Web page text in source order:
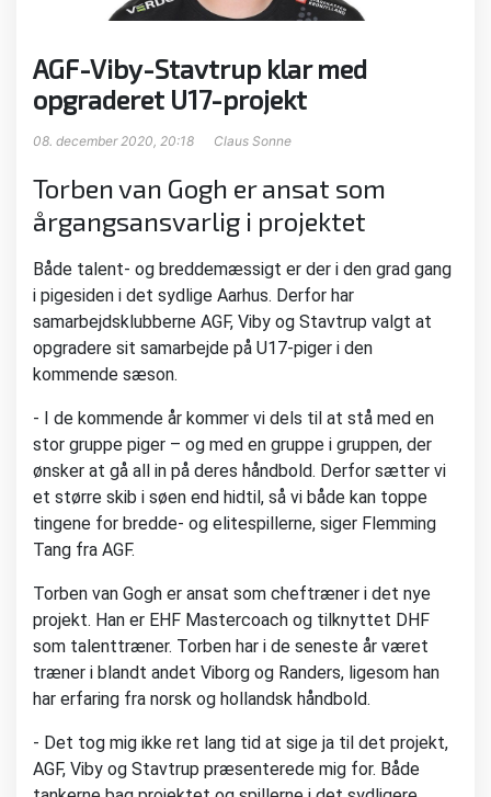
AGF-Viby-Stavtrup klar med
opgraderet U17-projekt
08. december 2020, 20:18 Claus Sonne
Torben van Gogh er ansat som
årgangsansvarlig i projektet
Både talent- og breddemæssigt er der i den grad gang
i pigesiden i det sydlige Aarhus. Derfor har
samarbejdsklubberne AGF, Viby og Stavtrup valgt at
opgradere sit samarbejde på U17-piger i den
kommende sæson.
- I de kommende år kommer vi dels til at stå med en
stor gruppe piger – og med en gruppe i gruppen, der
ønsker at gå all in på deres håndbold. Derfor sætter vi
et større skib i søen end hidtil, så vi både kan toppe
tingene for bredde- og elitespillerne, siger Flemming
Tang fra AGF.
Torben van Gogh er ansat som cheftræner i det nye
projekt. Han er EHF Mastercoach og tilknyttet DHF
som talenttræner. Torben har i de seneste år været
træner i blandt andet Viborg og Randers, ligesom han
har erfaring fra norsk og hollandsk håndbold.
- Det tog mig ikke ret lang tid at sige ja til det projekt,
AGF, Viby og Stavtrup præsenterede mig for. Både